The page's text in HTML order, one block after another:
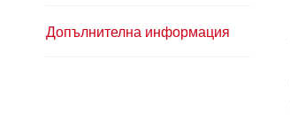
Допълнителна информация